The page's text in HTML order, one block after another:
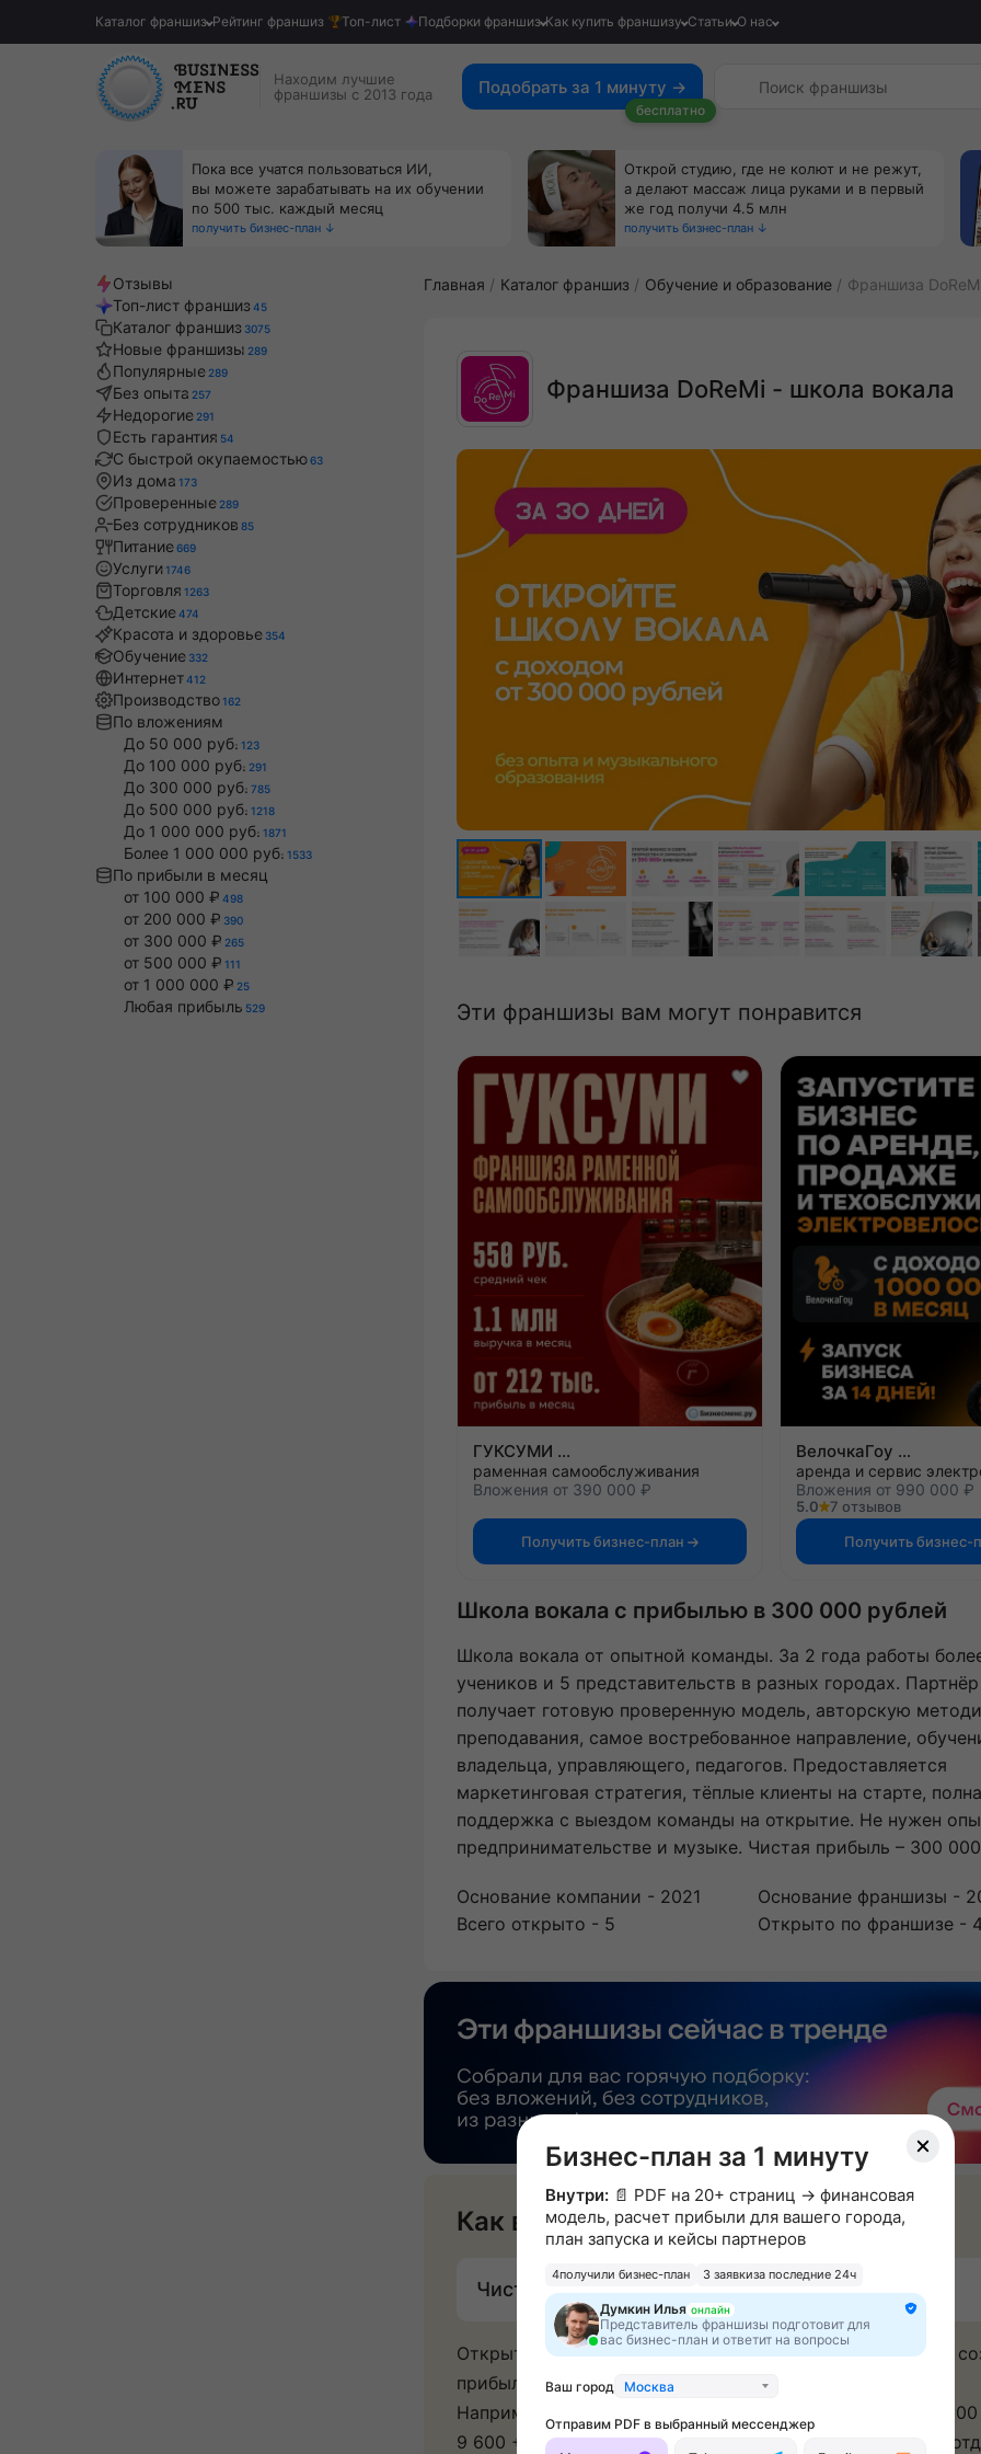
Каталог франшиз Рейтинг франшиз Топ-лист Подборки франшиз Как купить франшизу Статьи О нас
Находим лучшие
франшизы с 2013 года
Подобрать за 1 минуту →
бесплатно
Пока все учатся пользоваться ИИ,
вы можете зарабатывать на их обучении
по 500 тыс. каждый месяц
получить бизнес-план ↓
Открой студию, где не колют и не режут,
а делают массаж лица руками и в первый
же год получи 4.5 млн
получить бизнес-план ↓
Отзывы
Топ-лист франшиз 45
Каталог франшиз 3075
Новые франшизы 289
Популярные 289
Без опыта 257
Недорогие 291
Есть гарантия 54
С быстрой окупаемостью63
Из дома 173
Проверенные 289
Без сотрудников 85
Питание669
Услуги 1746
Торговля 1263
Детские474
Красота и здоровье 354
Обучение 332
Интернет412
Производство162
По вложениям
До 50 000 руб. 123
До 100 000 руб. 291
До 300 000 руб. 785
До 500 000 руб. 1218
До 1 000 000 руб. 1871
Более 1 000 000 руб. 1533
По прибыли в месяц
от 100 000 ₽ 498
от 200 000 ₽ 390
от 300 000 ₽ 265
от 500 000 ₽ 111
от 1 000 000 ₽ 25
Любая прибыль 529
Главная Каталог франшиз Обучение и образование Франшиза DoReMi
Франшиза DoReMi - школа вокала
Эти франшизы вам могут понравится
ГУКСУМИ
раменная самообслуживания
Вложения от 390 000 ₽
Получить бизнес-план
ВелочкаГоу
Вложения от 990 000 ₽
5.0
7 отзывов
Получить бизнес-
Школа вокала с прибылью в 300 000 рублей
Школа вокала от опытной команды. За 2 года работы
учеников и 5 представительств в разных городах. Партнёр
получает готовую проверенную модель, авторскую
преподавания, самое востребованное направление,
владельца, управляющего, педагогов. Предоставляется
маркетинговая стратегия, тёплые клиенты на старте,
поддержка с выездом команды на открытие. Не нужен
предпринимательстве и музыке. Чистая прибыль – 300
Основание компании - 2021
Основание франшизы -
Всего открыто - 5
Открыто по франшизе - 4
Как вы будете зарабатывать
Чистая прибыль: 300 000 ₽ в месяц
Открытие школы музыки по нашей франшизе позволяет
прибыльный бизнес с быстрой окупаемостью.
Например, курс обучения в Перми стоит в среднем 50 000
9 600 + 4% из этого идёт в качестве оплаты педагогу и
Бизнес-план за 1 минуту
Внутри:📄 PDF на 20+ страниц → финансовая
модель, расчет прибыли для вашего города,
план запуска и кейсы партнеров
4получили бизнес-план 3 заявкиза последние 24ч
Думкин Илья онлайн
Представитель франшизы подготовит для
вас бизнес-план и ответит на вопросы
Ваш город Москва
Отправим PDF в выбранный мессенджер